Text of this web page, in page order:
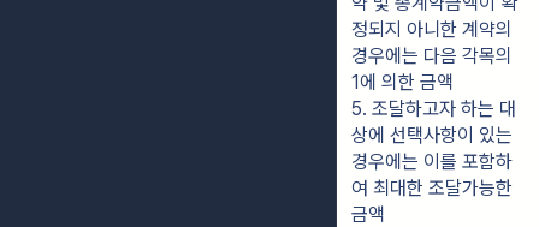
정되지 아니한 계약의
경우에는 다음 각목의
1에 의한 금액
5. 조달하고자 하는 대
상에 선택사항이 있는
경우에는 이를 포함하
여 최대한 조달가능한
금액